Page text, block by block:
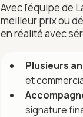
Avec l'équipe de
meilleur prix ou
en réalité avec
Plusieurs
et
signature